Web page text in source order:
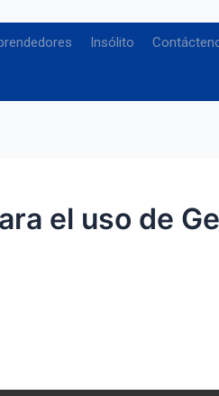
Insólito
el uso de